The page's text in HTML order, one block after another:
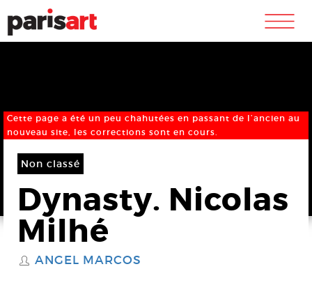
m
Cette page a été un peu chahutées en passant de l’ancien au
nouveau site, les corrections sont en cours.
Non classé
Dynasty. Nicolas
Milhé
S ANGEL MARCOS